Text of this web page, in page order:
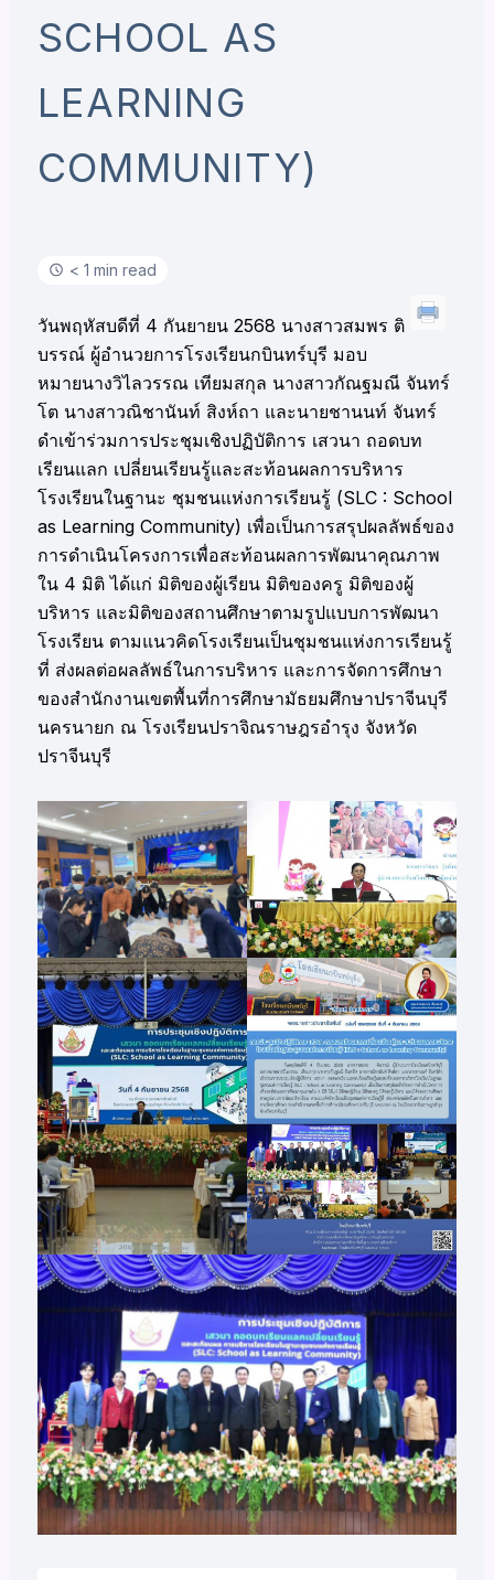
SCHOOL AS
LEARNING
COMMUNITY)
< 1 min read
วันพฤหัสบดีที่ 4 กันยายน 2568 นางสาวสมพร ติ
บรรณ์ ผู้อำนวยการโรงเรียนกบินทร์บุรี มอบ
หมายนางวิไลวรรณ เทียมสกุล นางสาวกัณฐมณี จันทร์
โต นางสาวณิชานันท์ สิงห์ถา และนายชานนท์ จันทร์
ดำเข้าร่วมการประชุมเชิงปฏิบัติการ เสวนา ถอดบท
เรียนแลก เปลี่ยนเรียนรู้และสะท้อนผลการบริหาร
โรงเรียนในฐานะ ชุมชนแห่งการเรียนรู้ (SLC : School
as Learning Community) เพื่อเป็นการสรุปผลลัพธ์ของ
การดำเนินโครงการเพื่อสะท้อนผลการพัฒนาคุณภาพ
ใน 4 มิติ ได้แก่ มิติของผู้เรียน มิติของครู มิติของผู้
บริหาร และมิติของสถานศึกษาตามรูปแบบการพัฒนา
โรงเรียน ตามแนวคิดโรงเรียนเป็นชุมชนแห่งการเรียนรู้
ที่ ส่งผลต่อผลลัพธ์ในการบริหาร และการจัดการศึกษา
ของสำนักงานเขตพื้นที่การศึกษามัธยมศึกษาปราจีนบุรี
นครนายก ณ โรงเรียนปราจิณราษฎรอำรุง จังหวัด
ปราจีนบุรี